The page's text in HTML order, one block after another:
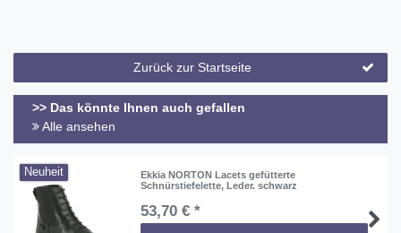
Zurück zur Startseite
>> Das könnte Ihnen auch gefallen
Alle ansehen
Neuheit
Ekkia NORTON Lacets gefütterte
Schnürstiefelette, Leder. schwarz
53,70 € *